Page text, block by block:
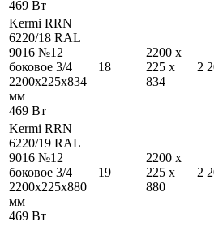
469 Вт
Kermi RRN
6220/18 RAL
9016 №12
боковое 3/4
2200x225x834
мм
469 Вт
18
2200 x
225 x
834
2
Kermi RRN
6220/19 RAL
9016 №12
боковое 3/4
2200x225x880
мм
469 Вт
19
2200 x
225 x
880
2